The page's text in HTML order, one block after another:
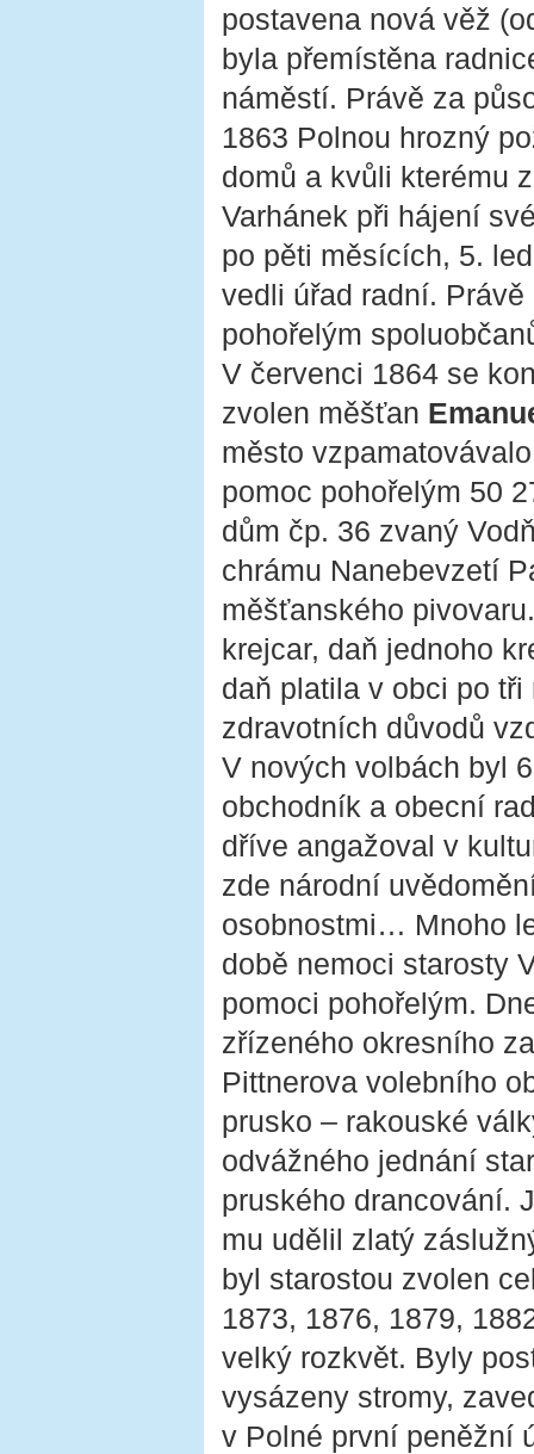
postavena nová věž
byla přemístěna
náměstí. Právě za
1863 Polnou hrozný
domů a kvůli kterému
Varhánek při hájení
po pěti měsících, 5.
vedli úřad radní.
pohořelým
V červenci 1864 se
zvolen měšťan
město
pomoc pohořelým 50
dům čp. 36 zvaný
chrámu Nanebevzetí
měšťanského
krejcar, daň jednoho
daň platila v obci po
zdravotních důvodů
V nových volbách byl
obchodník a obecní
dříve angažoval v
zde národní
osobnostmi… Mnoho
době nemoci starosty
pomoci pohořelým.
zřízeného okresního
Pittnerova volebního
prusko – rakouské
odvážného jednání
pruského drancování.
mu udělil zlatý
byl starostou zvolen
1873, 1876, 1879,
velký rozkvět. Byly
vysázeny stromy,
v Polné první peněžní